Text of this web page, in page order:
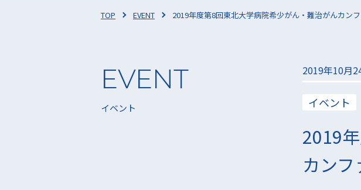
TOP EVENT 2019年度第8回東北大学病院希少がん・難治がんカン
イベント
2019年10月
イベント
2019
カンフ